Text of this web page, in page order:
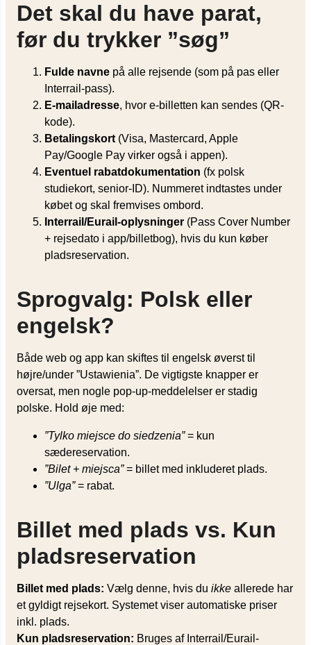
Det skal du have parat,
før du trykker ”søg”
Fulde navne på alle rejsende (som på pas eller
Interrail-pass).
E-mailadresse, hvor e-billetten kan sendes (QR-
kode).
Betalingskort(Visa, Mastercard, Apple
Pay/Google Pay virker også i appen).
Eventuel rabatdokumentation (fx polsk
studiekort, senior-ID). Nummeret indtastes under
købet og skal fremvises ombord.
Interrail/Eurail-oplysninger (Pass Cover Number
+ rejsedato i app/billetbog), hvis du kun køber
pladsreservation.
Sprogvalg: Polsk eller
engelsk?
Både web og app kan skiftes til engelsk øverst til
højre/under ”Ustawienia”. De vigtigste knapper er
oversat, men nogle pop-up-meddelelser er stadig
polske. Hold øje med:
”Tylko miejsce do siedzenia”= kun
sædereservation.
”Bilet + miejsca”= billet med inkluderet plads.
”Ulga”= rabat.
Billet med plads vs. Kun
pladsreservation
Billet med plads: Vælg denne, hvis du ikke allerede har
et gyldigt rejsekort. Systemet viser automatiske priser
inkl. plads.
Kun pladsreservation: Bruges af Interrail/Eurail-